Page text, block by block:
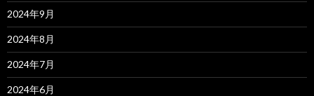
2024年9月
2024年8月
2024年7月
2024年6月